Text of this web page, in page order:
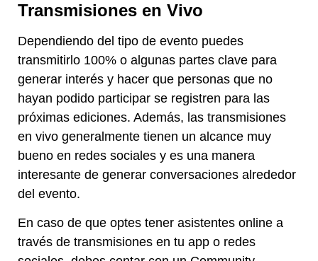
Transmisiones en Vivo
Dependiendo del tipo de evento puedes
transmitirlo 100% o algunas partes clave para
generar interés y hacer que personas que no
hayan podido participar se registren para las
próximas ediciones. Además, las transmisiones
en vivo generalmente tienen un alcance muy
bueno en redes sociales y es una manera
interesante de generar conversaciones alrededor
del evento.
En caso de que optes tener asistentes online a
través de transmisiones en tu app o redes